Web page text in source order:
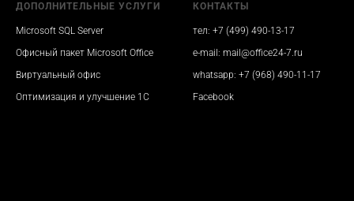
ДОПОЛНИТЕЛЬНЫЕ УСЛУГИ
Microsoft SQL Server
Офисный пакет Microsoft Office
Виртуальный офис
Оптимизация и улучшение 1С
КОНТАКТЫ
тел: +7 (499) 490-13-17
e-mail: mail@office24-7.ru
whatsapp: +7 (968) 490-11-17
Facebook